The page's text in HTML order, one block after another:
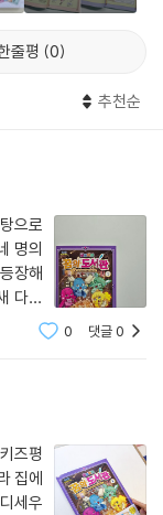
요. 어떻게 테세우스
악마들과 함께 알아
!
과 트로이 전쟁의 영
넓힐 수 있어요.
스티커를 드려요!
줄평 0
추천순
으로
명의
장해
다음
무대
0 댓글0
즈평
집에
세우